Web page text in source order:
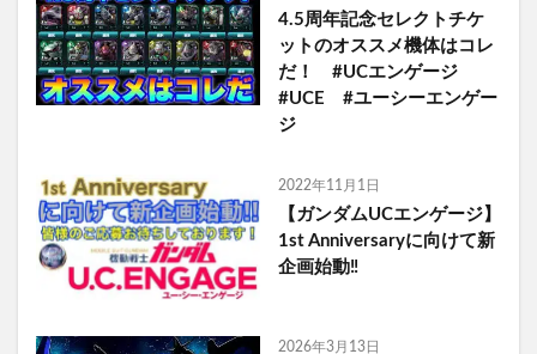
4.5周年記念セレクトチケ
ットのオススメ機体はコレ
だ！ #UCエンゲージ
#UCE #ユーシーエンゲー
ジ
2022年11月1日
【ガンダムUCエンゲージ】
1st Anniversaryに向けて新
企画始動‼️
2026年3月13日